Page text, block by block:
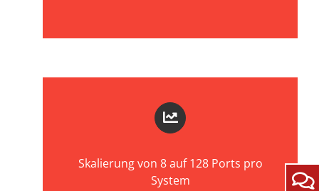
Skalierung von 8 auf 128 Ports pro
System